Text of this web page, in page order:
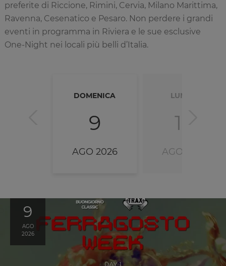
preferite di Riccione, Rimini, Cervia, Milano Marittima,
Ravenna, Cesenatico e Pesaro. Non perdere i grandi
eventi in programma in Riviera e le sue esclusive
One-Night nei locali più belli d’Italia.
DOMENICA
9
AGO 2026
LUNEDÌ
10
AGO 2026
9
AGO
2026